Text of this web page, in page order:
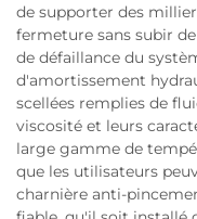
de supporter des
fermeture sans subir
de défaillance du
d'amortissement
scellées remplies de
viscosité et leurs
large gamme de
que les utilisateurs
charnière anti-